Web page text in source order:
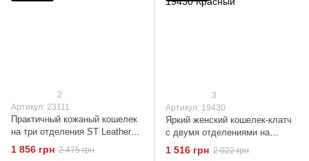
2
Артикул: 23111
Практичный кожаный кошелек
на три отделения ST Leather
23111 Черный
1 856 грн 2 475 грн
3
Артикул: 19430
Яркий женский кошелек-клатч
с двумя отделениями на
молниях ST Leather 19430
Красный
1 516 грн 2 022 грн